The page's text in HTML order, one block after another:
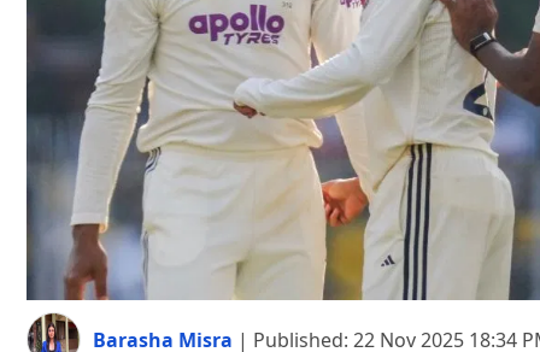
Barasha Misra | Published: 22 Nov 2025 18:34